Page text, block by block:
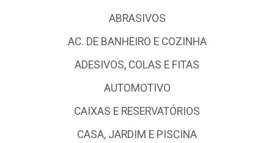
ABRASIVOS
AC. DE BANHEIRO E COZINHA
ADESIVOS, COLAS E FITAS
AUTOMOTIVO
CAIXAS E RESERVATÓRIOS
CASA, JARDIM E PISCINA